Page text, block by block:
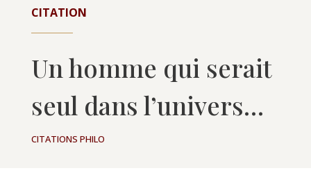
CITATION
Un homme qui serait
seul dans l’univers…
CITATIONS PHILO